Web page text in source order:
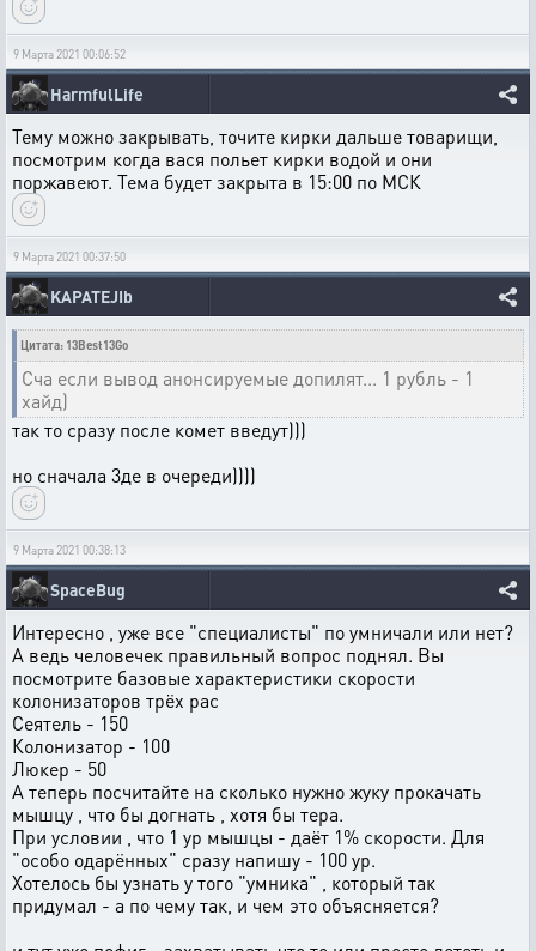
9 Марта 2021 00:06:52
HarmfulLife
Тему можно закрывать, точите кирки дальше товарищи,
посмотрим когда вася польет кирки водой и они
поржавеют. Тема будет закрыта в 15:00 по МСК
9 Марта 2021 00:37:50
KAPATEJIb
Цитата: 13Best13Go
Сча если вывод анонсируемые допилят... 1 рубль - 1
хайд)
так то сразу после комет введут)))
но сначала 3де в очереди))))
9 Марта 2021 00:38:13
SpaceBug
Интересно , уже все "специалисты" по умничали или нет?
А ведь человечек правильный вопрос поднял. Вы
посмотрите базовые характеристики скорости
колонизаторов трёх рас
Сеятель - 150
Колонизатор - 100
Люкер - 50
А теперь посчитайте на сколько нужно жуку прокачать
мышцу , что бы догнать , хотя бы тера.
При условии , что 1 ур мышцы - даёт 1% скорости. Для
"особо одарённых" сразу напишу - 100 ур.
Хотелось бы узнать у того "умника" , который так
придумал - а по чему так, и чем это объясняется?